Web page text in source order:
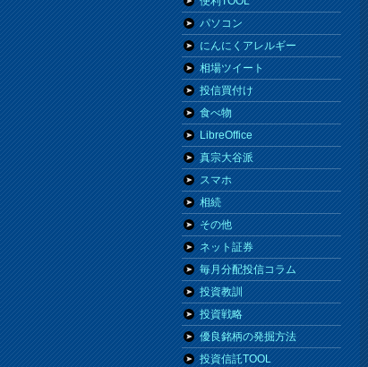
パソコン
にんにくアレルギー
相場ツイート
投信買付け
食べ物
LibreOffice
真宗大谷派
スマホ
相続
その他
ネット証券
毎月分配投信コラム
投資教訓
投資戦略
優良銘柄の発掘方法
投資信託TOOL